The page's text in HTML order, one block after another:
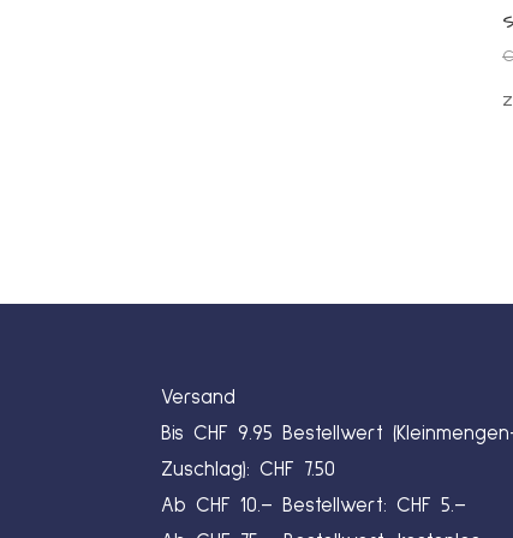
Versand
Bis CHF 9.95 Bestellwert
Zuschlag): CHF 7.50
Ab CHF 10.– Bestellwert: CHF 5.–